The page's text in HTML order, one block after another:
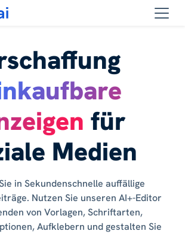
für
Medien
in Sekundenschnelle auffällige
Nutzen Sie unseren AI+-Editor
von Vorlagen, Schriftarten,
Aufklebern und gestalten Sie